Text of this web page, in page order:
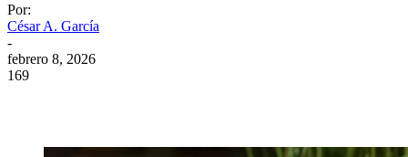
Por:
César A. García
-
febrero 8, 2026
169